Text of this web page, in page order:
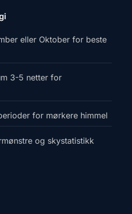
eller Oktober for beste
3-5 netter for
for mørkere himmel
og skystatistikk